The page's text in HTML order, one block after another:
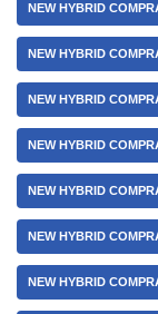
NEW HYBRID
NEW HYBRID
NEW HYBRID
NEW HYBRID
NEW HYBRID
NEW HYBRID
NEW HYBRID